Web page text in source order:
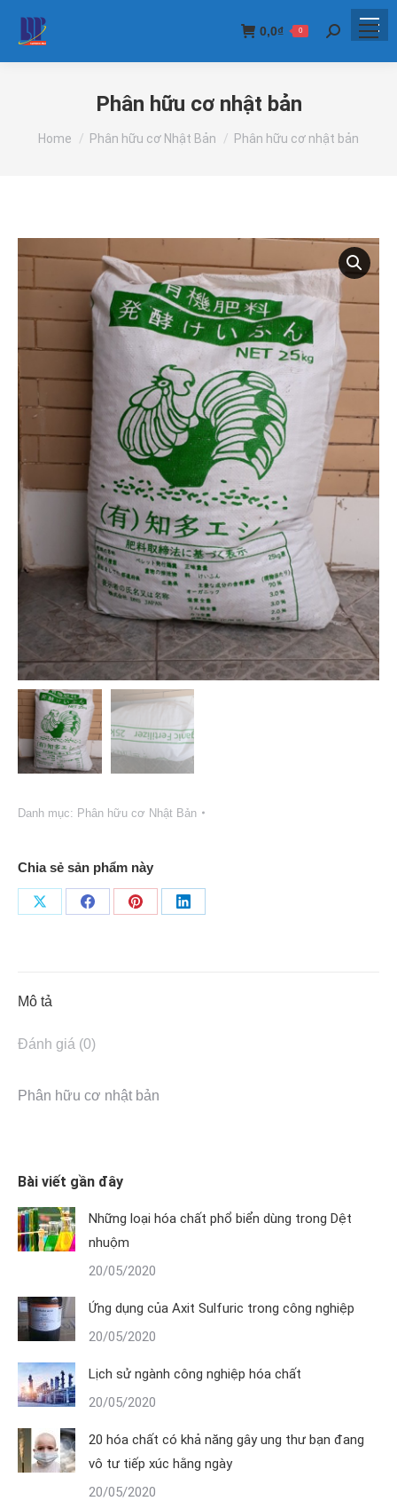
0,0₫ 0 Search:
Phân hữu cơ nhật bản
You are here:
Home Phân hữu cơ Nhật Bản Phân hữu cơ nhật bản
Danh mục: Phân hữu cơ Nhật Bản
Chia sẻ sản phẩm này
Share
Share
Share
Share
Mô tả
Đánh giá (0)
Phân hữu cơ nhật bản
Bài viết gần đây
Những loại hóa chất phổ biển dùng trong Dệt
nhuộm
20/05/2020
Ứng dụng của Axit Sulfuric trong công nghiệp
20/05/2020
Lịch sử ngành công nghiệp hóa chất
20/05/2020
20 hóa chất có khả năng gây ung thư bạn đang
vô tư tiếp xúc hằng ngày
20/05/2020